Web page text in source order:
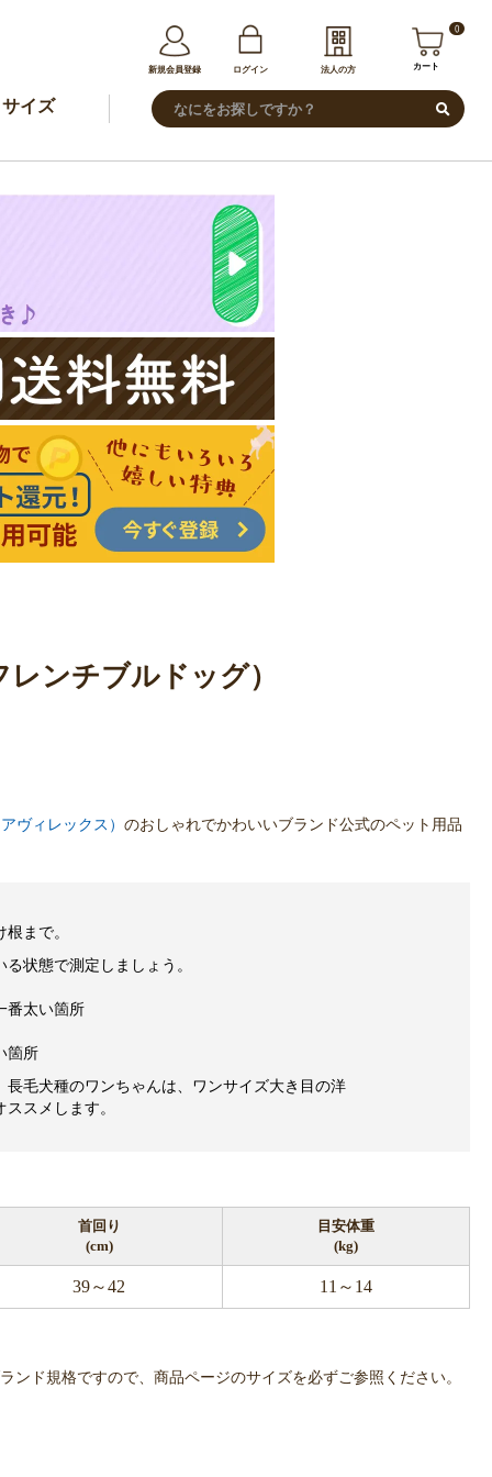
新規会員登録 ログイン 法人の方
0
カート
サイズ
ンチブルドッグ）
ヴィレックス） のおしゃれでかわいいブランド公式のペット用品
まで。
状態で測定しましょう。
番太い箇所
箇所
毛犬種のワンちゃんは、ワンサイズ大き目の洋
スメします。
首回り
(cm)
目安体重
(kg)
39～42 11～14
ド規格ですので、商品ページのサイズを必ずご参照ください。